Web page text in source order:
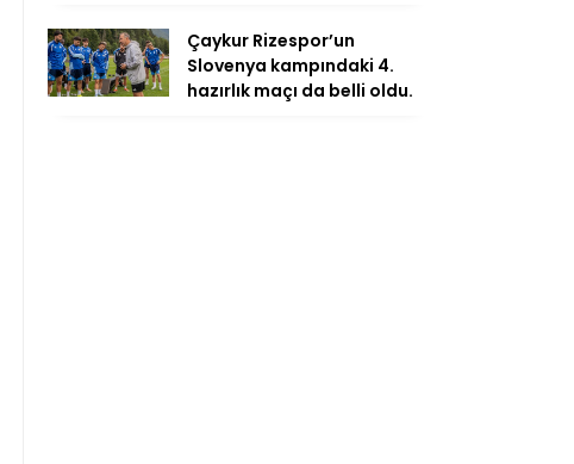
Çaykur Rizespor’un
Slovenya kampındaki 4.
hazırlık maçı da belli oldu.